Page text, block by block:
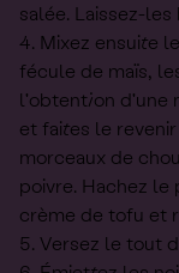
salée. Laissez-
Mixez ensuite
fécule de maïs,
l'obtention d'une
et faites le
morceaux de
poivre. Hachez
crème de tofu et
Versez le tout